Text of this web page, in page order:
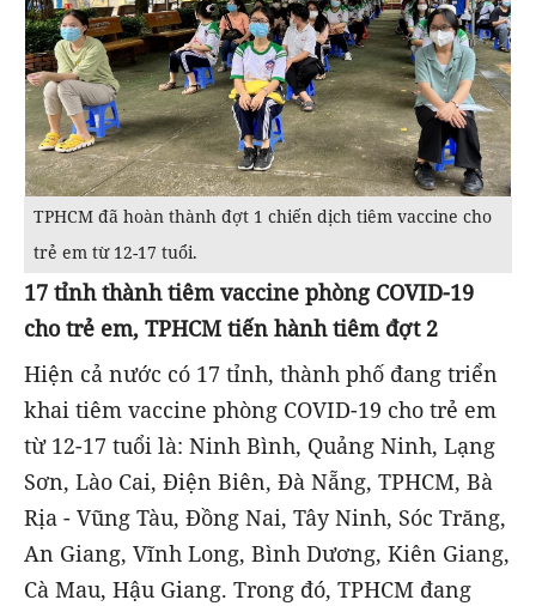
TPHCM đã hoàn thành đợt 1 chiến dịch tiêm vaccine cho
trẻ em từ 12-17 tuổi.
17 tỉnh thành tiêm vaccine phòng COVID-19
cho trẻ em, TPHCM tiến hành tiêm đợt 2
Hiện cả nước có 17 tỉnh, thành phố đang triển
khai tiêm vaccine phòng COVID-19 cho trẻ em
từ 12-17 tuổi là: Ninh Bình, Quảng Ninh, Lạng
Sơn, Lào Cai, Điện Biên, Đà Nẵng, TPHCM, Bà
Rịa - Vũng Tàu, Đồng Nai, Tây Ninh, Sóc Trăng,
An Giang, Vĩnh Long, Bình Dương, Kiên Giang,
Cà Mau, Hậu Giang. Trong đó, TPHCM đang